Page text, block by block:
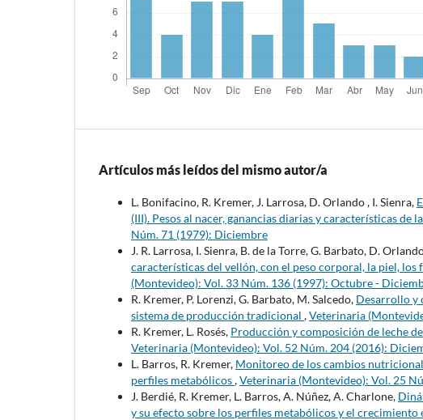
Artículos más leídos del mismo autor/a
L. Bonifacino, R. Kremer, J. Larrosa, D. Orlando , I. Sienra,
(III). Pesos al nacer, ganancias diarias y características de
Núm. 71 (1979): Diciembre
J. R. Larrosa, I. Sienra, B. de la Torre, G. Barbato, D.
características del vellón, con el peso corporal, la piel,
(Montevideo): Vol. 33 Núm. 136 (1997): Octubre -
R. Kremer, P. Lorenzi, G. Barbato, M. Salcedo, Desarrollo y
sistema de producción tradicional ,Veterinaria
R. Kremer, L. Rosés, Producción y composición de leche
Veterinaria (Montevideo): Vol. 52 Núm. 204 (2016):
L. Barros, R. Kremer, Monitoreo de los cambios
perfiles metabólicos,Veterinaria (Montevideo): Vol. 25
J. Berdié, R. Kremer, L. Barros, A. Núñez, A. Charlone,
y su efecto sobre los perfiles metabólicos y el